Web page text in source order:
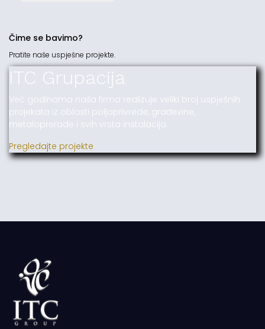
Čime se bavimo?
Pratite naše uspješne projekte.
ITC Grupacija
Već godinama naša firma realizuje veliki broj uspješnih
projekata iz oblasti poljoprivrede, građevine,
metaloprerade i svih vrsta instalacija.
Pregledajte projekte